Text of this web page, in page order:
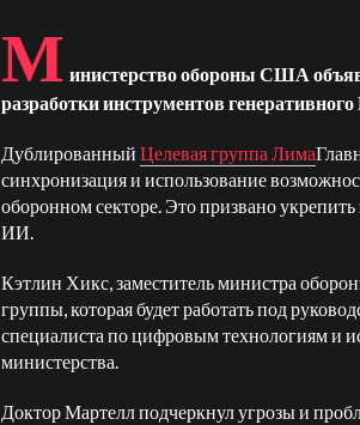
М инистерство обороны США
разработки инструментов
Дублированный Целевая группа Лима
синхронизация и использование
оборонном секторе. Это призвано
ИИ.
Кэтлин Хикс, заместитель министра
группы, которая будет работать под
специалиста по цифровым технологиям и
министерства.
Доктор Мартелл подчеркнул угрозы и